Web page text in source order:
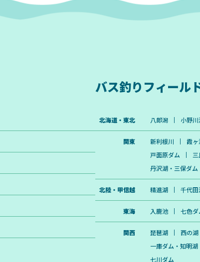
バス釣りフィール
北海道・東北 八郎潟 小野川
関東 新利根川 霞
戸面原ダム
丹沢湖・三保ダム
北陸・甲信越 精進湖 千代田
東海 入鹿池 七色ダ
関西 琵琶湖 西の湖
一庫ダム・知明湖
七川ダム